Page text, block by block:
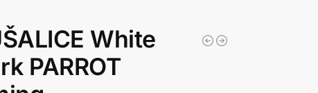
White
PARROT